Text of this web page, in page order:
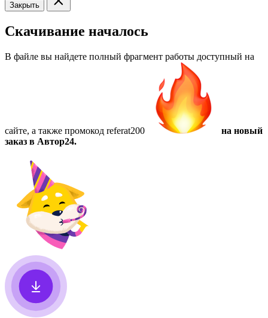
Закрыть
Скачивание началось
В файле вы найдете полный фрагмент работы доступный на
сайте, а также промокод referat200
на новый
заказ в Автор24.